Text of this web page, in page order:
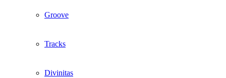
Groove
Tracks
Divinitas